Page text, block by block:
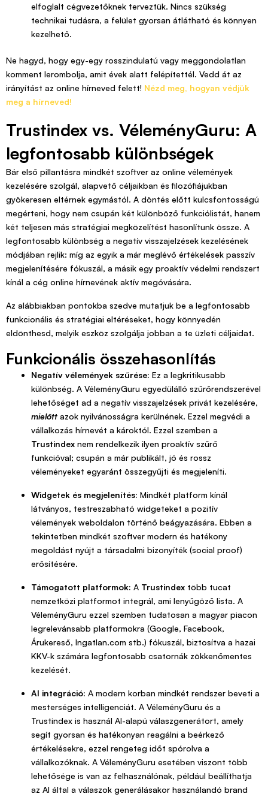
elfoglalt cégvezetőknek terveztük. Nincs szükség
technikai tudásra, a felület gyorsan átlátható és könnyen
kezelhető.
Ne hagyd, hogy egy-egy rosszindulatú vagy meggondolatlan
komment lerombolja, amit évek alatt felépítettél. Vedd át az
irányítást az online hírneved felett! Nézd meg, hogyan védjük
meg a hírneved!
Trustindex vs. VéleményGuru: A
legfontosabb különbségek
Bár első pillantásra mindkét szoftver az online vélemények
kezelésére szolgál, alapvető céljaikban és filozófiájukban
gyökeresen eltérnek egymástól. A döntés előtt kulcsfontosságú
megérteni, hogy nem csupán két különböző funkciólistát, hanem
két teljesen más stratégiai megközelítést hasonlítunk össze. A
legfontosabb különbség a negatív visszajelzések kezelésének
módjában rejlik: míg az egyik a már meglévő értékelések passzív
megjelenítésére fókuszál, a másik egy proaktív védelmi rendszert
kínál a cég online hírnevének aktív megóvására.
Az alábbiakban pontokba szedve mutatjuk be a legfontosabb
funkcionális és stratégiai eltéréseket, hogy könnyedén
eldönthesd, melyik eszköz szolgálja jobban a te üzleti céljaidat.
Funkcionális összehasonlítás
Negatív vélemények szűrése: Ez a legkritikusabb
különbség. A VéleményGuru egyedülálló szűrőrendszerével
lehetőséget ad a negatív visszajelzések privát kezelésére,
mielőtt azok nyilvánosságra kerülnének. Ezzel megvédi a
vállalkozás hírnevét a károktól. Ezzel szemben a
Trustindex nem rendelkezik ilyen proaktív szűrő
funkcióval; csupán a már publikált, jó és rossz
véleményeket egyaránt összegyűjti és megjeleníti.
Widgetek és megjelenítés: Mindkét platform kínál
látványos, testreszabható widgeteket a pozitív
vélemények weboldalon történő beágyazására. Ebben a
tekintetben mindkét szoftver modern és hatékony
megoldást nyújt a társadalmi bizonyíték (social proof)
erősítésére.
Támogatott platformok: A Trustindex több tucat
nemzetközi platformot integrál, ami lenyűgöző lista. A
VéleményGuru ezzel szemben tudatosan a magyar piacon
legrelevánsabb platformokra (Google, Facebook,
Árukereső, Ingatlan.com stb.) fókuszál, biztosítva a hazai
KKV-k számára legfontosabb csatornák zökkenőmentes
kezelését.
AI integráció: A modern korban mindkét rendszer beveti a
mesterséges intelligenciát. A VéleményGuru és a
Trustindex is használ AI-alapú válaszgenerátort, amely
segít gyorsan és hatékonyan reagálni a beérkező
értékelésekre, ezzel rengeteg időt spórolva a
vállalkozóknak. A VéleményGuru esetében viszont több
lehetősége is van az felhasználónak, például beállíthatja
az AI által a válaszok generálásakor használandó brand